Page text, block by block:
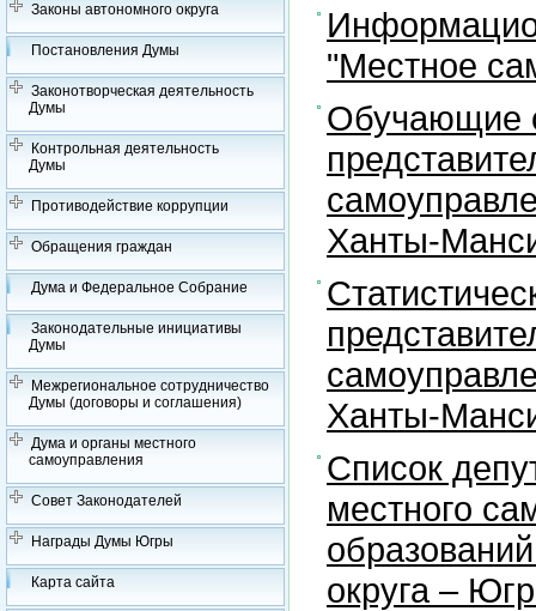
Законы автономного округа
Постановления Думы
Законотворческая деятельность
Думы
Контрольная деятельность
Думы
Противодействие коррупции
Обращения граждан
Дума и Федеральное Собрание
Законодательные инициативы
Думы
Межрегиональное сотрудничество
Думы (договоры и соглашения)
Дума и органы местного
самоуправления
Совет Законодателей
Награды Думы Югры
Карта сайта
"Местное
Обучающие
Ханты-
Ханты-
Список
местного
округа –